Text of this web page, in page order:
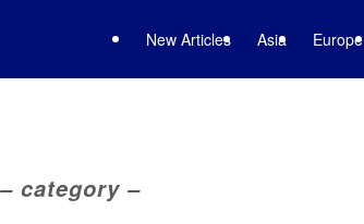
New Articles Asia Europe
– category –